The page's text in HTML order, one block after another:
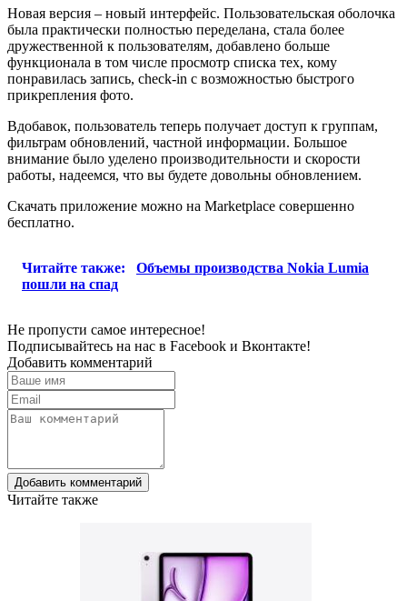
Новая версия – новый интерфейс. Пользовательская оболочка
была практически полностью переделана, стала более
дружественной к пользователям, добавлено больше
функционала в том числе просмотр списка тех, кому
понравилась запись, check-in с возможностью быстрого
прикрепления фото.
Вдобавок, пользователь теперь получает доступ к группам,
фильтрам обновлений, частной информации. Большое
внимание было уделено производительности и скорости
работы, надеемся, что вы будете довольны обновлением.
Скачать приложение можно на Marketplace совершенно
бесплатно.
Читайте также:
Объемы производства Nokia Lumia
пошли на спад
Не пропусти самое интересное!
Подписывайтесь на нас в Facebook и Вконтакте!
Добавить комментарий
Добавить комментарий
Читайте также